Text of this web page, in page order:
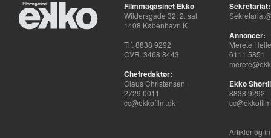
Filmmagasinet Ekko
Wildersgade 32, 2. sal
1408 København K
Tlf. 8838 9292
CVR. 3468 8443
Chefredaktør:
Claus Christensen
2729 0011
cc@ekkofilm.dk
Sekretariat:
Annoncer:
Merete
6111 5851
Ekko
8838 9292
Artikler og